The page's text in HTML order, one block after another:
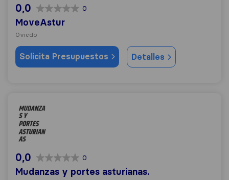
0,0 0
MoveAstur
Oviedo
Solicita Presupuestos Detalles
Mudanzas y portes asturianas.
0,0 0
Mudanzas y portes asturianas.